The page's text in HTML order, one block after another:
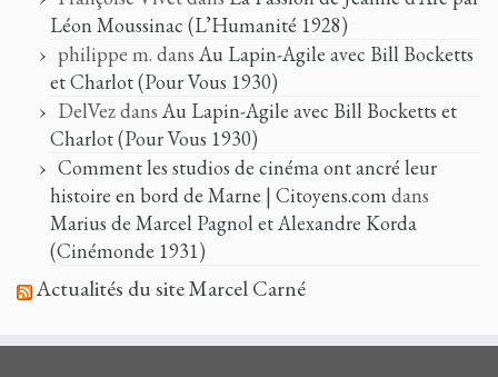
Léon Moussinac (L’Humanité 1928)
philippe m. dans Au Lapin-Agile avec Bill Bocketts
et Charlot (Pour Vous 1930)
DelVezdans Au Lapin-Agile avec Bill Bocketts et
Charlot (Pour Vous 1930)
Comment les studios de cinéma ont ancré leur
histoire en bord de Marne | Citoyens.comdans
Marius de Marcel Pagnol et Alexandre Korda
(Cinémonde 1931)
Actualités du site Marcel Carné